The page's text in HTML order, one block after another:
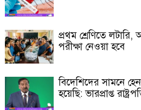
প্রথম শ্রেণিতে লটারি,
পরীক্ষা নেওয়া হবে
বিদেশিদের সামনে
হয়েছি: ভারপ্রাপ্ত